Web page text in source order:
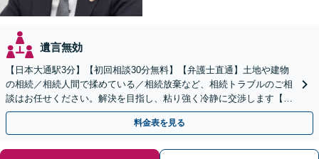
遺言無効
【日本大通駅3分】【初回相談30分無料】【弁護士直通】土地や建物
の相続／相続人間で揉めている／相続放棄など、相続トラブルのご相
談はお任せください。解決を目指し、粘り強く冷静に交渉します【当
日・夜間・土日相談可】遺言書作成もお任せください
料金表を見る